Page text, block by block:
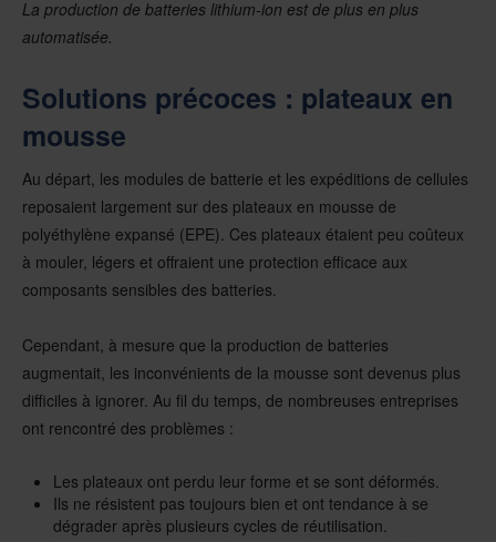
La production de batteries lithium-ion est de plus en plus
automatisée.
Solutions précoces : plateaux en
mousse
Au départ, les modules de batterie et les expéditions de cellules
reposaient largement sur des plateaux en mousse de
polyéthylène expansé (EPE). Ces plateaux étaient peu coûteux
à mouler, légers et offraient une protection efficace aux
composants sensibles des batteries.
Cependant, à mesure que la production de batteries
augmentait, les inconvénients de la mousse sont devenus plus
difficiles à ignorer. Au fil du temps, de nombreuses entreprises
ont rencontré des problèmes :
Les plateaux ont perdu leur forme et se sont déformés.
Ils ne résistent pas toujours bien et ont tendance à se
dégrader après plusieurs cycles de réutilisation.